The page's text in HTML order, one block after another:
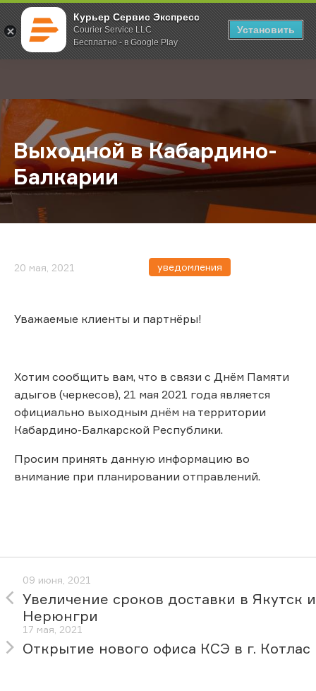
Курьер Сервис Экспресс
Courier Service LLC
Бесплатно - в Google Play
Установить
; Главная О компании Новости Выходной в Кабардино-Балкарии
Выходной в Кабардино-
Балкарии
20 мая, 2021 уведомления
Уважаемые клиенты и партнёры!
Хотим сообщить вам, что в связи с Днём Памяти
адыгов (черкесов), 21 мая 2021 года является
официально выходным днём на территории
Кабардино-Балкарской Республики.
Просим принять данную информацию во
внимание при планировании отправлений.
09 июня, 2021
Увеличение сроков доставки в Якутск и
Нерюнгри
17 мая, 2021
Открытие нового офиса КСЭ в г. Котлас